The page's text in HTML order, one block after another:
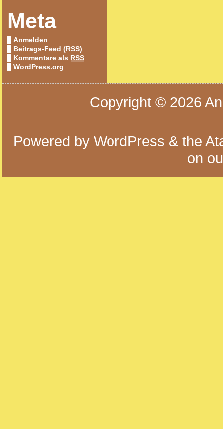
Meta
Anmelden
Beitrags-Feed (RSS)
Kommentare als RSS
WordPress.org
Copyright © 2026
Powered byWordPress & the
on